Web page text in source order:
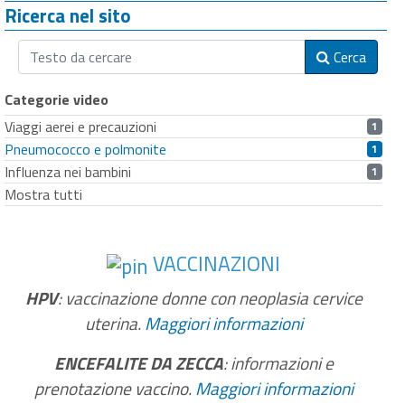
Ricerca nel sito
Cerca
Categorie video
Viaggi aerei e precauzioni
1
Pneumococco e polmonite 1
Influenza nei bambini 1
Mostra tutti
VACCINAZIONI
HPV: vaccinazione donne con neoplasia cervice
uterina.Maggiori informazioni
ENCEFALITE DA ZECCA: informazioni e
prenotazione vaccino.Maggiori informazioni